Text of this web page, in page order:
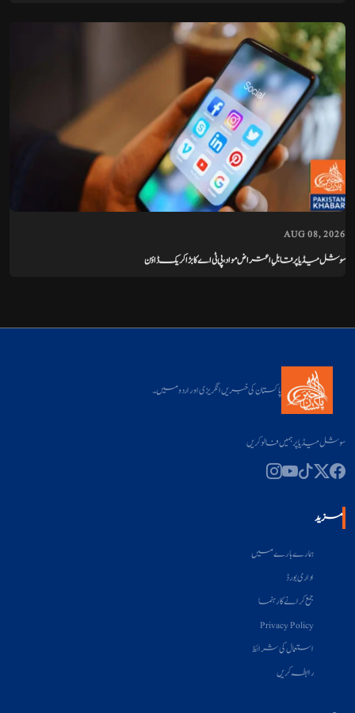
AUG 08, 2026
سوشل میڈیا پر قابلِ اعتراض مواد، پی ٹی اے کا بڑا کریک ڈاؤن
پاکستان کی خبریں انگریزی اور اردو میں۔
سوشل میڈیا پر ہمیں فالو کریں
مزید
ہمارے بارے میں
اداری بورڈ
جمع کرانے کا رہنما
Privacy Policy
استعمال کی شرائط
رابطہ کریں